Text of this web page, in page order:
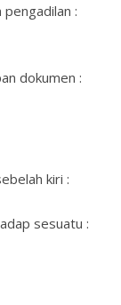
:
dokumen :
kiri :
sesuatu :